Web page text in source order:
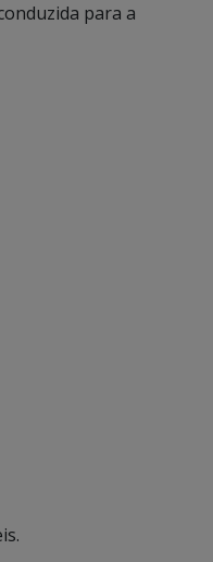
para a